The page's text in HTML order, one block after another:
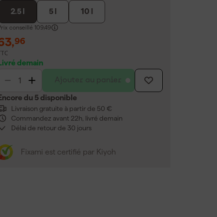
2.5 l 5 l 10 l
conseillé 109,49
,96
demain
Ajouter au panier
du 5 disponible
Livraison gratuite à partir de 50 €
Commandez avant 22h, livré demain
Délai de retour de 30 jours
Fixami est certifié par Kiyoh